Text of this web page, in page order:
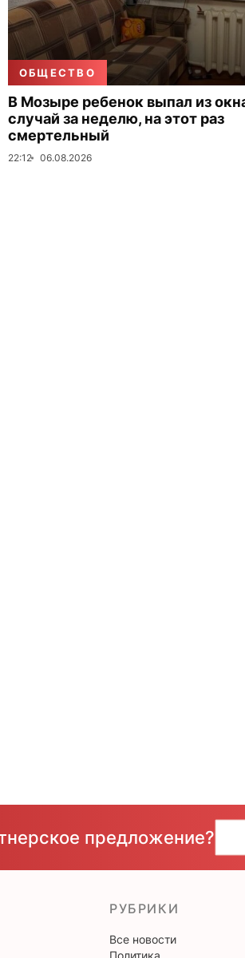
ОБЩЕСТВО
В Мозыре ребенок выпал из
случай за неделю, на этот раз
смертельный
22:12 06.08.2026
предложение?
РУБРИКИ
Все новости
Политика